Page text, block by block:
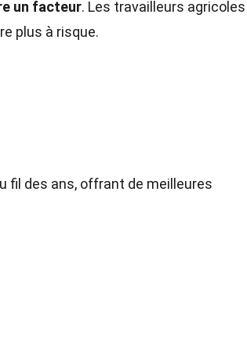
un facteur. Les travailleurs
plus à risque.
fil des ans, offrant de meilleures